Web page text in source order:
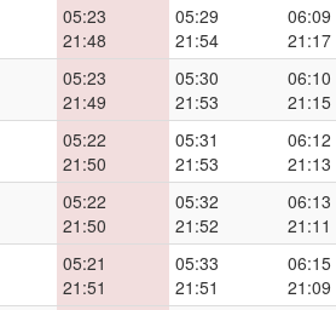
05:23
21:48
05:29
21:54
06:09
21:17
05:23
21:49
05:30
21:53
06:10
21:15
05:22
21:50
05:31
21:53
06:12
21:13
05:22
21:50
05:32
21:52
06:13
21:11
05:21
21:51
05:33
21:51
06:15
21:09